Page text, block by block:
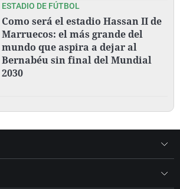
ESTADIO DE FÚTBOL
Como será el estadio Hassan II de
Marruecos: el más grande del
mundo que aspira a dejar al
Bernabéu sin final del Mundial
2030